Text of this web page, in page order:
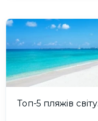
Топ-5 пляжів